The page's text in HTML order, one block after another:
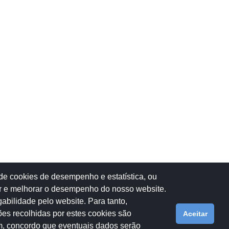
cookies de desempenho e estatística, ou
melhorar o desempenho do nosso website.
pelo website. Para tanto,
recolhidas por estes cookies são
concordo que eventuais dados serão
Aceitar